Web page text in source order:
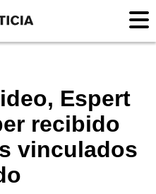
Espert
recibido
vinculados